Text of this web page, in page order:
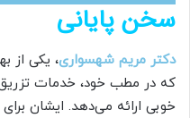
سخن پایانی
دکتر مریم شهسواری، یکی از
که در مطب خود، خدمات
خوبی ارائه می‌دهد. ایشان